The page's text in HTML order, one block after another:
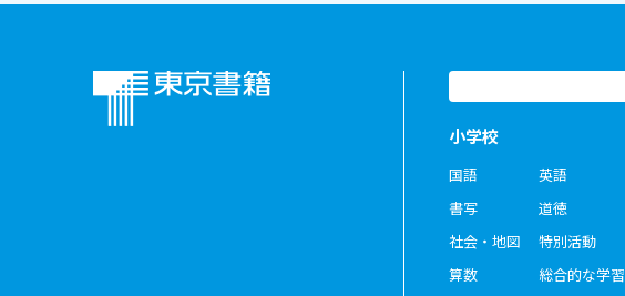
小学校
国語
書写
社会・地図
算数
英語
道徳
特別活動
総合的な学習